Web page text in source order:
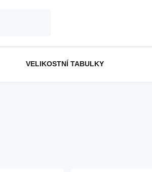
VELIKOSTNÍ TABULKY